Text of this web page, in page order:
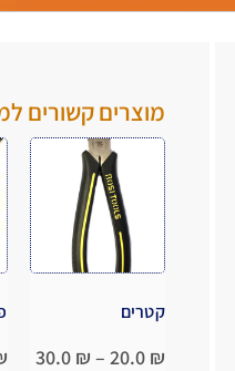
מוצרים קשורים
קטרים
₪
20.0
–
₪
30.0